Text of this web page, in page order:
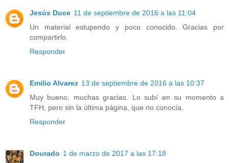
Jesús Duce 11 de septiembre de 2016 a las 11:04
Un material estupendo y poco conocido. Gracias por
compartirlo.
Responder
Emilio Alvarez 13 de septiembre de 2016 a las 10:37
Muy bueno, muchas gracias. Lo subí en su momento a
TFH, pero sin la última página, que no conocía.
Responder
Dourado 1 de marzo de 2017 a las 17:18